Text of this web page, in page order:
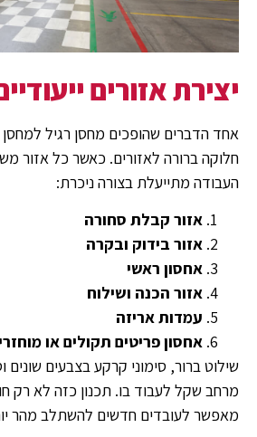
יצירת אזורים
אחד הדברים שהופכים מחסן רגיל למחסן
חלוקה ברורה לאזורים. כאשר כל אזור
העבודה מתייעלת בצורה ניכרת:
אזור קבלת סחורה
אזור בידוק ובקרה
אחסון ראשי
אזור הכנה ושילוח
עמדות אריזה
אחסון פריטים תקולים או
שילוט ברור, סימוני קרקע בצבעים שונים
מרחב שקל לעבוד בו. תכנון כזה לא רק
מאפשר לעובדים חדשים להשתלב מהר